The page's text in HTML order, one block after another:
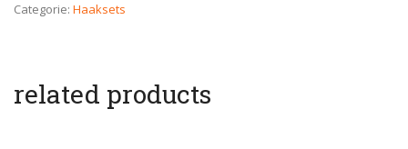
Categorie: Haaksets
related products